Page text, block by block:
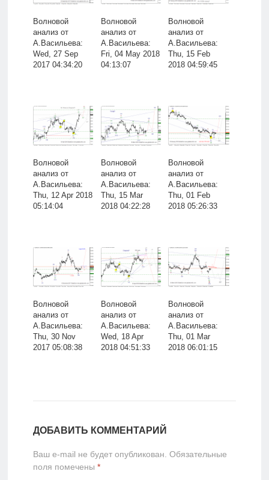
Волновой
анализ от
А.Васильева:
Wed, 27 Sep
2017 04:34:20
Волновой
анализ от
А.Васильева:
Fri, 04 May 2018
04:13:07
Волновой
анализ от
А.Васильева:
Thu, 15 Feb
2018 04:59:45
Волновой
анализ от
А.Васильева:
Thu, 12 Apr 2018
05:14:04
Волновой
анализ от
А.Васильева:
Thu, 15 Mar
2018 04:22:28
Волновой
анализ от
А.Васильева:
Thu, 01 Feb
2018 05:26:33
Волновой
анализ от
А.Васильева:
Thu, 30 Nov
2017 05:08:38
Волновой
анализ от
А.Васильева:
Wed, 18 Apr
2018 04:51:33
Волновой
анализ от
А.Васильева:
Thu, 01 Mar
2018 06:01:15
ДОБАВИТЬ КОММЕНТАРИЙ
Ваш e-mail не будет опубликован. Обязательные
поля помечены *